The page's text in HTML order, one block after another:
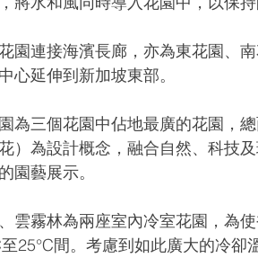
園連接海濱長廊，亦為東花園、
心延伸到新加坡東部。
為三個花園中佔地最廣的花園，
）為設計概念，融合自然、科技
園藝展示。
雲霧林為兩座室內冷室花園，為
至25°C間。考慮到如此廣大的冷